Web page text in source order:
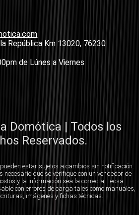
República Km 13020, 76230
de Lúnes a Viernes
Domótica | Todos los
Reservados.
estar sujetos a cambios sin notificación.
necesario que se verifique con un vendedor de
y la información sea la correcta, Tecsa
con errores de carga tales como manuales,
imágenes y fichas técnicas.